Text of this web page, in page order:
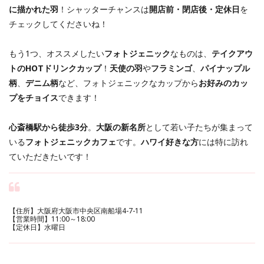
に描かれた羽 ！シャッターチャンスは開店前・閉店後・定休日を
チェックしてくださいね！
もう1つ、オススメしたいフォトジェニックなものは、 テイクアウ
トのHOTドリンクカップ！ 天使の羽やフラミンゴ、 パイナップル
柄、 デニム柄など、フォトジェニックなカップからお好みのカッ
プをチョイスできます！
心斎橋駅から徒歩3分。 大阪の新名所として若い子たちが集まって
いるフォトジェニックカフェです。ハワイ好きな方には特に訪れ
ていただきたいです！
【住所】大阪府大阪市中央区南船場4-7-11
【営業時間】11:00～18:00
【定休日】水曜日